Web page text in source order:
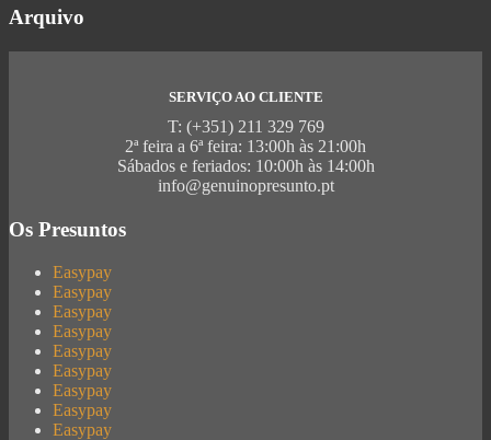
Arquivo
SERVIÇO AO CLIENTE
T: (+351) 211 329 769
2ª feira a 6ª feira: 13:00h às 21:00h
Sábados e feriados: 10:00h às 14:00h
info@genuinopresunto.pt
Os Presuntos
Easypay
Easypay
Easypay
Easypay
Easypay
Easypay
Easypay
Easypay
Easypay